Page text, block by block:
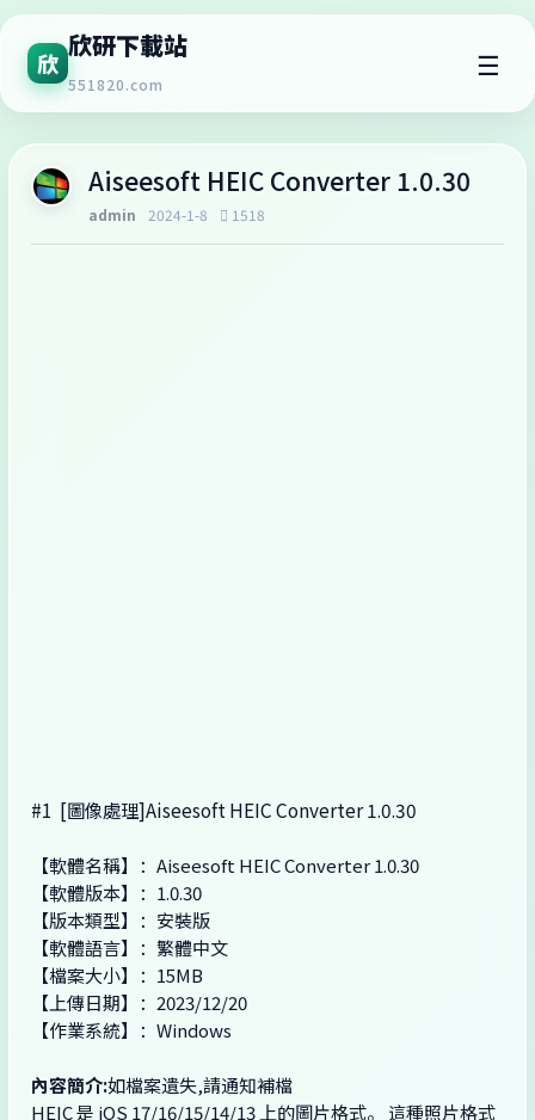
欣
欣研下載站
551820.com
☰
Aiseesoft HEIC Converter 1.0.30
admin 2024-1-8 1518
#1 [圖像處理]Aiseesoft HEIC Converter 1.0.30
【軟體名稱】：Aiseesoft HEIC Converter 1.0.30
【軟體版本】：1.0.30
【版本類型】：安裝版
【軟體語言】：繁體中文
【檔案大小】：15MB
【上傳日期】：2023/12/20
【作業系統】：Windows
內容簡介:如檔案遺失,請通知補檔
HEIC 是 iOS 17/16/15/14/13 上的圖片格式。 這種照片格式